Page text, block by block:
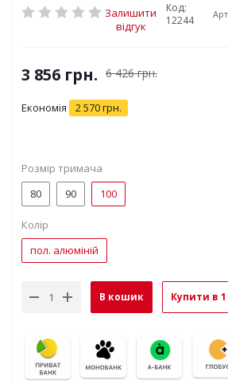
Залишити
відгук
Код:
12244
3 856 грн. 6 426грн.
Економія 2 570грн.
Розмір тримача
80
90 100
Колір
пол. алюміній
В кошик Купити в 1